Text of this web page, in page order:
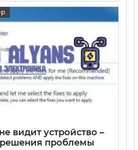
видит устройство –
проблемы